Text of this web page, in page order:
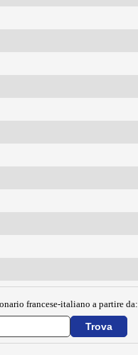
francese-italiano a partire da: